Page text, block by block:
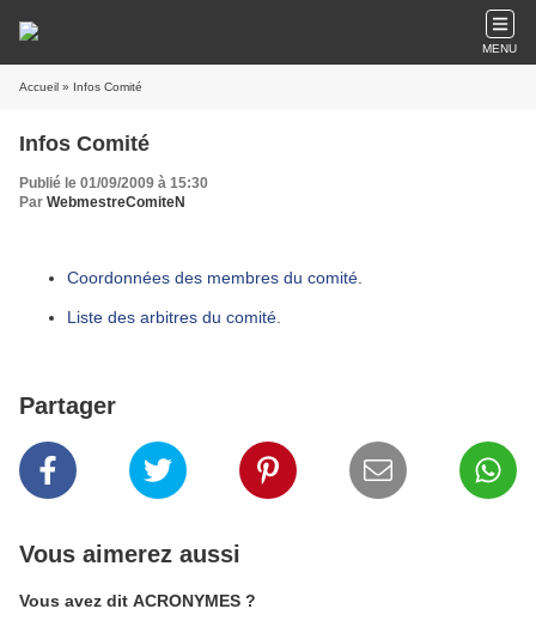
MENU
Accueil » Infos Comité
Infos Comité
Publié le 01/09/2009 à 15:30
Par WebmestreComiteN
Coordonnées des membres du comité
Liste des arbitres du comité
Partager
Vous aimerez aussi
Vous avez dit ACRONYMES ?